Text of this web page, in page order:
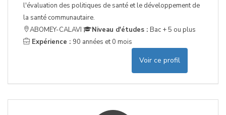
l'évaluation des politiques de santé et le développement de
la santé communautaire.
ABOMEY-CALAVI
Niveau d'études : Bac + 5 ou plus
Expérience : 90 années et 0 mois
Voir ce profil